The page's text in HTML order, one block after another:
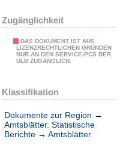
Zugänglichkeit
DAS DOKUMENT IST AUS
LIZENZRECHTLICHEN GRÜNDEN
NUR AN DEN SERVICE-PCS DER
ULB ZUGÄNGLICH.
Klassifikation
Dokumente zur Region →
Amtsblätter. Statistische
Berichte → Amtsblätter